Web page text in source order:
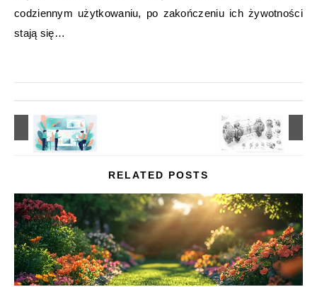
codziennym użytkowaniu, po zakończeniu ich żywotności
stają się…
RELATED POSTS